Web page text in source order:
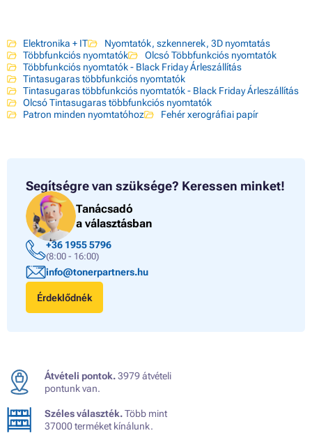
Elektronika + IT
Nyomtatók, szkennerek, 3D nyomtatás
Többfunkciós nyomtatók
Olcsó Többfunkciós nyomtatók
Többfunkciós nyomtatók - Black Friday Árleszállítás
Tintasugaras többfunkciós nyomtatók
Tintasugaras többfunkciós nyomtatók - Black Friday Árleszállítás
Olcsó Tintasugaras többfunkciós nyomtatók
Patron minden nyomtatóhoz
Fehér xerográfiai papír
Segítségre van szüksége? Keressen minket!
Tanácsadó
a választásban
+36 1955 5796
(8:00 - 16:00)
info@tonerpartners.hu
Érdeklődnék
Átvételi pontok.3979 átvételi
pontunk van.
Széles választék.Több mint
37000 terméket kínálunk.